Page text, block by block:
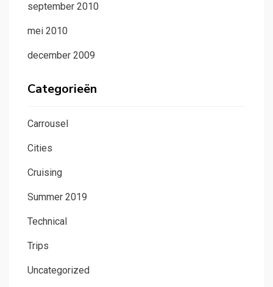
september 2010
mei 2010
december 2009
Categorieën
Carrousel
Cities
Cruising
Summer 2019
Technical
Trips
Uncategorized